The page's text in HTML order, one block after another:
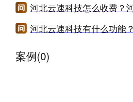
河北云速科技有什么功能？
案例(0)